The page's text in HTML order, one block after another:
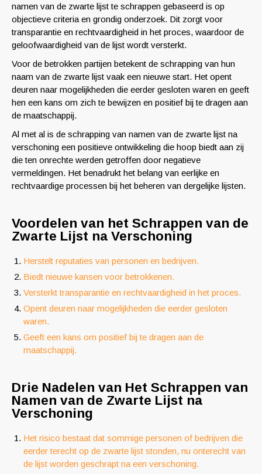
namen van de zwarte lijst te schrappen gebaseerd is op
objectieve criteria en grondig onderzoek. Dit zorgt voor
transparantie en rechtvaardigheid in het proces, waardoor de
geloofwaardigheid van de lijst wordt versterkt.
Voor de betrokken partijen betekent de schrapping van hun
naam van de zwarte lijst vaak een nieuwe start. Het opent
deuren naar mogelijkheden die eerder gesloten waren en geeft
hen een kans om zich te bewijzen en positief bij te dragen aan
de maatschappij.
Al met al is de schrapping van namen van de zwarte lijst na
verschoning een positieve ontwikkeling die hoop biedt aan zij
die ten onrechte werden getroffen door negatieve
vermeldingen. Het benadrukt het belang van eerlijke en
rechtvaardige processen bij het beheren van dergelijke lijsten.
Voordelen van het Schrappen van de
Zwarte Lijst na Verschoning
Herstelt reputaties van personen en bedrijven.
Biedt nieuwe kansen voor betrokkenen.
Versterkt transparantie en rechtvaardigheid in het proces.
Opent deuren naar mogelijkheden die eerder gesloten
waren.
Geeft een kans om positief bij te dragen aan de
maatschappij.
Drie Nadelen van Het Schrappen van
Namen van de Zwarte Lijst na
Verschoning
Het risico bestaat dat sommige personen of bedrijven die
eerder terecht op de zwarte lijst stonden, nu onterecht van
de lijst worden geschrapt na een verschoning.